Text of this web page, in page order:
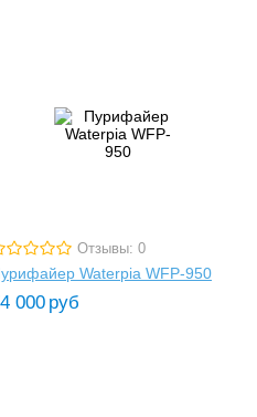
Отзывы: 0
Waterpia WFP-950
000 руб